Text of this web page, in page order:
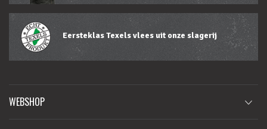
Eersteklas Texels vlees uit onze slagerij
WEBSHOP